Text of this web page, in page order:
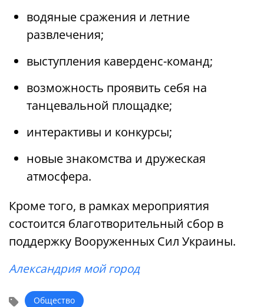
водяные сражения и летние
развлечения;
выступления каверденс-команд;
возможность проявить себя на
танцевальной площадке;
интерактивы и конкурсы;
новые знакомства и дружеская
атмосфера.
Кроме того, в рамках мероприятия
состоится благотворительный сбор в
поддержку Вооруженных Сил Украины.
Александрия мой город
Общество